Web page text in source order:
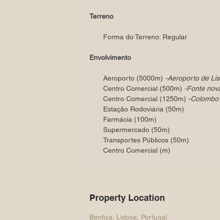
Terreno
Forma do Terreno: Regular
Envolvimento
Aeroporto (5000m) -Aeroporto de
Centro Comercial (500m) -Fonte
Centro Comercial (1250m) -Colombo
Estação Rodoviária (50m)
Farmácia (100m)
Supermercado (50m)
Transportes Públicos (50m)
Centro Comercial (m)
Property Location
Benfica, Lisboa, Portugal